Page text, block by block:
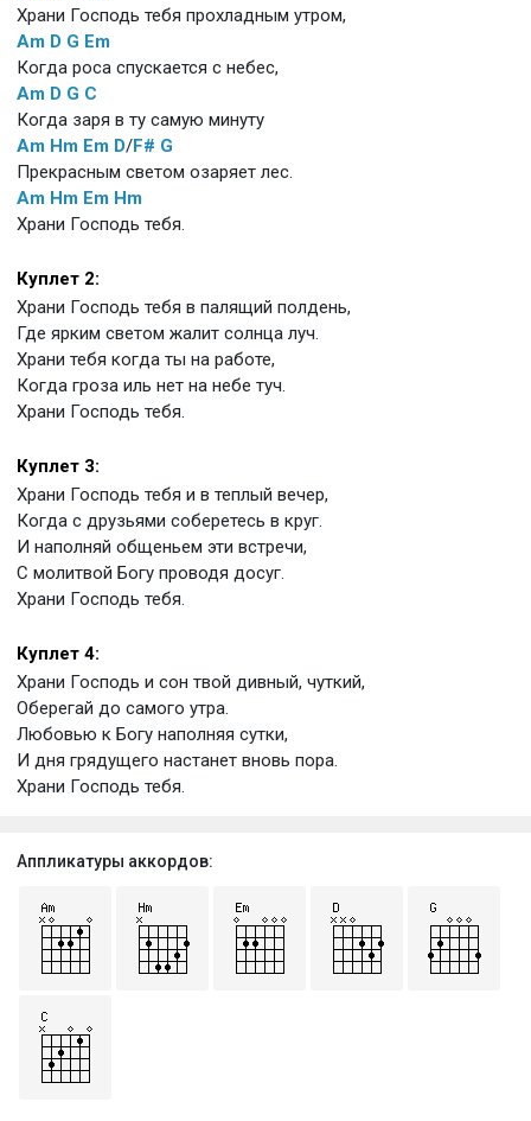
Храни Господь тебя прохладным утром,
Am D G Em
Когда роса спускается с небес,
Am D G C
Когда заря в ту самую минуту
Am Hm Em D/F# G
Прекрасным светом озаряет лес.
Am Hm Em Hm
Храни Господь тебя.
Куплет 2:
Храни Господь тебя в палящий полдень,
Где ярким светом жалит солнца луч.
Храни тебя когда ты на работе,
Когда гроза иль нет на небе туч.
Храни Господь тебя.
Куплет 3:
Храни Господь тебя и в теплый вечер,
Когда с друзьями соберетесь в круг.
И наполняй общеньем эти встречи,
С молитвой Богу проводя досуг.
Храни Господь тебя.
Куплет 4:
Храни Господь и сон твой дивный, чуткий,
Оберегай до самого утра.
Любовью к Богу наполняя сутки,
И дня грядущего настанет вновь пора.
Храни Господь тебя.
Аппликатуры аккордов: